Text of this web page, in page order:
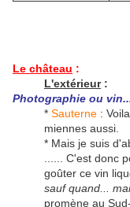
Le château :
L'extérieur:
Photographie ou
* Sauterne :
miennes aussi.
* Mais je suis
...... C'est donc
goûter ce vin
sauf quand...
promène au